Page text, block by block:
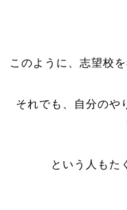
このように、志望校
それでも、自分のや
という人もた